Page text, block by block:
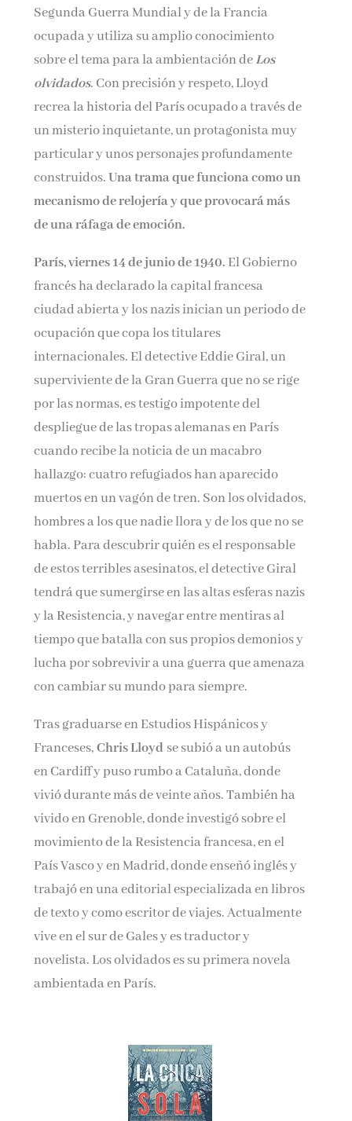
Segunda Guerra Mundial y de la Francia
ocupada y utiliza su amplio conocimiento
sobre el tema para la ambientación deLos
olvidados. Con precisión y respeto, Lloyd
recrea la historia del París ocupado a través de
un misterio inquietante, un protagonista muy
particular y unos personajes profundamente
construidos.Una trama que funciona como un
mecanismo de relojería y que provocará más
de una ráfaga de emoción.
París, viernes 14 de junio de 1940. El Gobierno
francés ha declarado la capital francesa
ciudad abierta y los nazis inician un periodo de
ocupación que copa los titulares
internacionales. El detective Eddie Giral, un
superviviente de la Gran Guerra que no se rige
por las normas, es testigo impotente del
despliegue de las tropas alemanas en París
cuando recibe la noticia de un macabro
hallazgo: cuatro refugiados han aparecido
muertos en un vagón de tren. Son los olvidados,
hombres a los que nadie llora y de los que no se
habla. Para descubrir quién es el responsable
de estos terribles asesinatos, el detective Giral
tendrá que sumergirse en las altas esferas nazis
y la Resistencia, y navegar entre mentiras al
tiempo que batalla con sus propios demonios y
lucha por sobrevivir a una guerra que amenaza
con cambiar su mundo para siempre.
Tras graduarse en Estudios Hispánicos y
Franceses,Chris Lloyd se subió a un autobús
en Cardiff y puso rumbo a Cataluña, donde
vivió durante más de veinte años. También ha
vivido en Grenoble, donde investigó sobre el
movimiento de la Resistencia francesa, en el
País Vasco y en Madrid, donde enseñó inglés y
trabajó en una editorial especializada en libros
de texto y como escritor de viajes. Actualmente
vive en el sur de Gales y es traductor y
novelista. Los olvidados es su primera novela
ambientada en París.